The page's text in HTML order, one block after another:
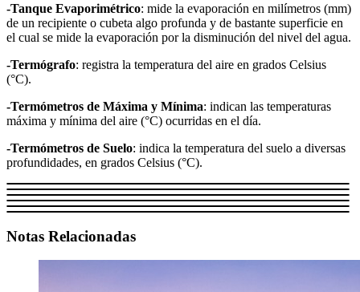
-Tanque Evaporimétrico: mide la evaporación en milímetros (mm)
de un recipiente o cubeta algo profunda y de bastante superficie en
el cual se mide la evaporación por la disminución del nivel del agua.
-Termógrafo: registra la temperatura del aire en grados Celsius
(°C).
-Termómetros de Máxima y Mínima: indican las temperaturas
máxima y mínima del aire (°C) ocurridas en el día.
-Termómetros de Suelo: indica la temperatura del suelo a diversas
profundidades, en grados Celsius (°C).
Notas Relacionadas